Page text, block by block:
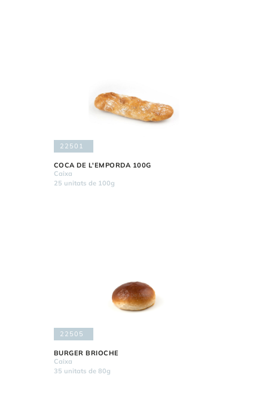
22501
COCA DE L'EMPORDA 100G
Caixa
25 unitats de 100g
22505
BURGER BRIOCHE
Caixa
35 unitats de 80g